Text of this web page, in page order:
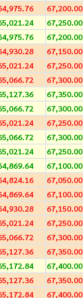
67,200.00
67,250.00
67,200.00
67,150.00
67,250.00
67,300.00
67,350.00
67,300.00
67,250.00
67,300.00
67,250.00
67,100.00
67,050.00
67,100.00
67,150.00
67,250.00
67,300.00
67,350.00
67,400.00
67,350.00
67,400.00